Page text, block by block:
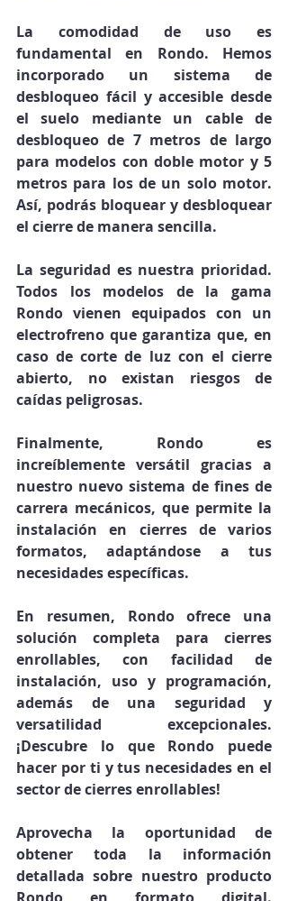
La comodidad de uso es
fundamental en Rondo. Hemos
incorporado un sistema de
desbloqueo fácil y accesible desde
el suelo mediante un cable de
desbloqueo de 7 metros de largo
para modelos con doble motor y 5
metros para los de un solo motor.
Así, podrás bloquear y desbloquear
el cierre de manera sencilla.
La seguridad es nuestra prioridad.
Todos los modelos de la gama
Rondo vienen equipados con un
electrofreno que garantiza que, en
caso de corte de luz con el cierre
abierto, no existan riesgos de
caídas peligrosas.
Finalmente, Rondo es
increíblemente versátil gracias a
nuestro nuevo sistema de fines de
carrera mecánicos, que permite la
instalación en cierres de varios
formatos, adaptándose a tus
necesidades específicas.
En resumen, Rondo ofrece una
solución completa para cierres
enrollables, con facilidad de
instalación, uso y programación,
además de una seguridad y
versatilidad excepcionales.
¡Descubre lo que Rondo puede
hacer por ti y tus necesidades en el
sector de cierres enrollables!
Aprovecha la oportunidad de
obtener toda la información
detallada sobre nuestro producto